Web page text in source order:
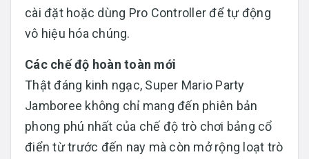
cài đặt hoặc dùng Pro Controller để tự động
vô hiệu hóa chúng.
Các chế độ hoàn toàn mới
Thật đáng kinh ngạc, Super Mario Party
Jamboree không chỉ mang đến phiên bản
phong phú nhất của chế độ trò chơi bảng cổ
điển từ trước đến nay mà còn mở rộng loạt trò